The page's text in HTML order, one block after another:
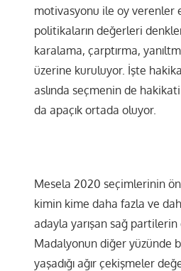
motivasyonu ile oy verenler
politikaların değerleri
karalama, çarptırma,
üzerine kuruluyor. İşte
aslında seçmenin de
da apaçık ortada oluyor.
Mesela 2020 seçimlerinin
kimin kime daha fazla ve
adayla yarışan sağ
Madalyonun diğer yüzünde
yaşadığı ağır çekişmeler